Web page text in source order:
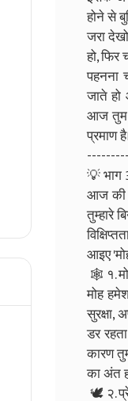
होने से
जरा
हो,
पहनना
जाते
आज तुम
प्रमाण
💡
आज की
तुम्हारे
आइए
🕸️ १.
मोह
सुरक्षा,
डर
कारण
का अंत
🕊️ २.